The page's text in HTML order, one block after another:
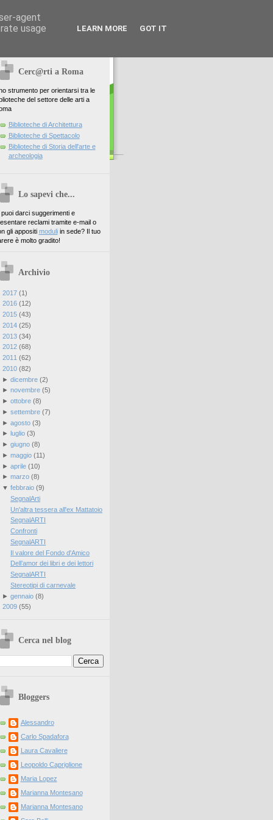
Cerc@rti a Roma
strumento per orientarsi tra le
del settore delle arti a
Biblioteche di Architettura
Biblioteche di Spettacolo
Biblioteche di Storia dell'arte e
archeologia
Lo sapevi che...
darci suggerimenti e
reclami tramite e-mail o
gli appositi moduliin sede? Il tuo
è molto gradito!
Archivio
2017(1)
2016(12)
2015(43)
2014(25)
2013(34)
2012(68)
2011 (62)
2010(82)
► dicembre(2)
► novembre(5)
► ottobre(8)
► settembre(7)
► agosto(3)
► luglio(3)
► giugno(8)
► maggio(11)
► aprile(10)
► marzo(8)
▼ febbraio(9)
SegnalArti
Un'altra tessera all'ex Mattatoio
SegnalARTI
Confronti
SegnalARTI
Il valore del Fondo d'Amico
Dell’amor dei libri e dei lettori
SegnalARTI
Stereotipi di carnevale
► gennaio(8)
2009(55)
Cerca nel blog
Bloggers
Alessandro
Carlo Spadafora
Laura Cavaliere
Leopoldo Capriglione
Maria Lopez
Marianna Montesano
Marianna Montesano
agent
usage
LEARN MORE GOT IT